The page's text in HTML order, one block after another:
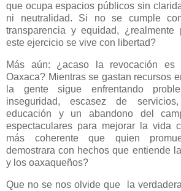
que ocupa espacios públicos sin
ni neutralidad. Si no se cumple
transparencia y equidad, ¿realmente
este ejercicio se vive con libertad?
Más aún: ¿acaso la revocación es
Oaxaca? Mientras se gastan recursos
la gente sigue enfrentando
inseguridad, escasez de
educación y un abandono del
espectaculares para mejorar la vida
más coherente que quien
demostrara con hechos que entiende
y los oaxaqueños?
Que no se nos olvide que la